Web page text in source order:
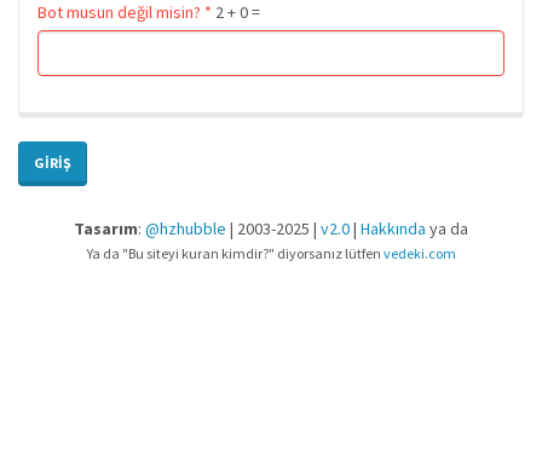
Bot musun değil misin? * 2 + 0 =
GIRIŞ
Tasarım: @hzhubble | 2003-2025 | v2.0| Hakkında ya da
Ya da "Bu siteyi kuran kimdir?" diyorsanız lütfen vedeki.com